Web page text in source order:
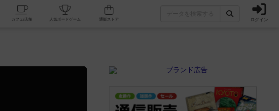
掲示板一覧 カフェ/店舗 人気ボードゲーム ログイン